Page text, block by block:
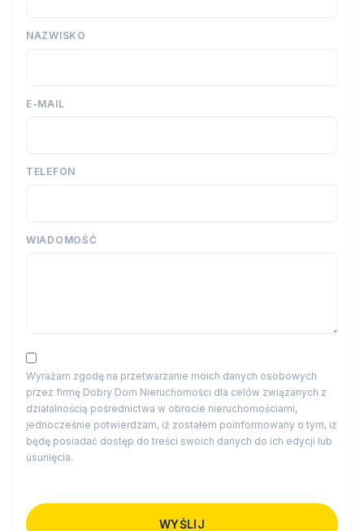
NAZWISKO
E-MAIL
TELEFON
WIADOMOŚĆ
Wyrażam zgodę na przetwarzanie moich danych osobowych
przez firmę Dobry Dom Nieruchomości dla celów związanych z
działalnością pośrednictwa w obrocie nieruchomościami,
jednocześnie potwierdzam, iż zostałem poinformowany o tym, iż
będę posiadać dostęp do treści swoich danych do ich edycji lub
usunięcia.